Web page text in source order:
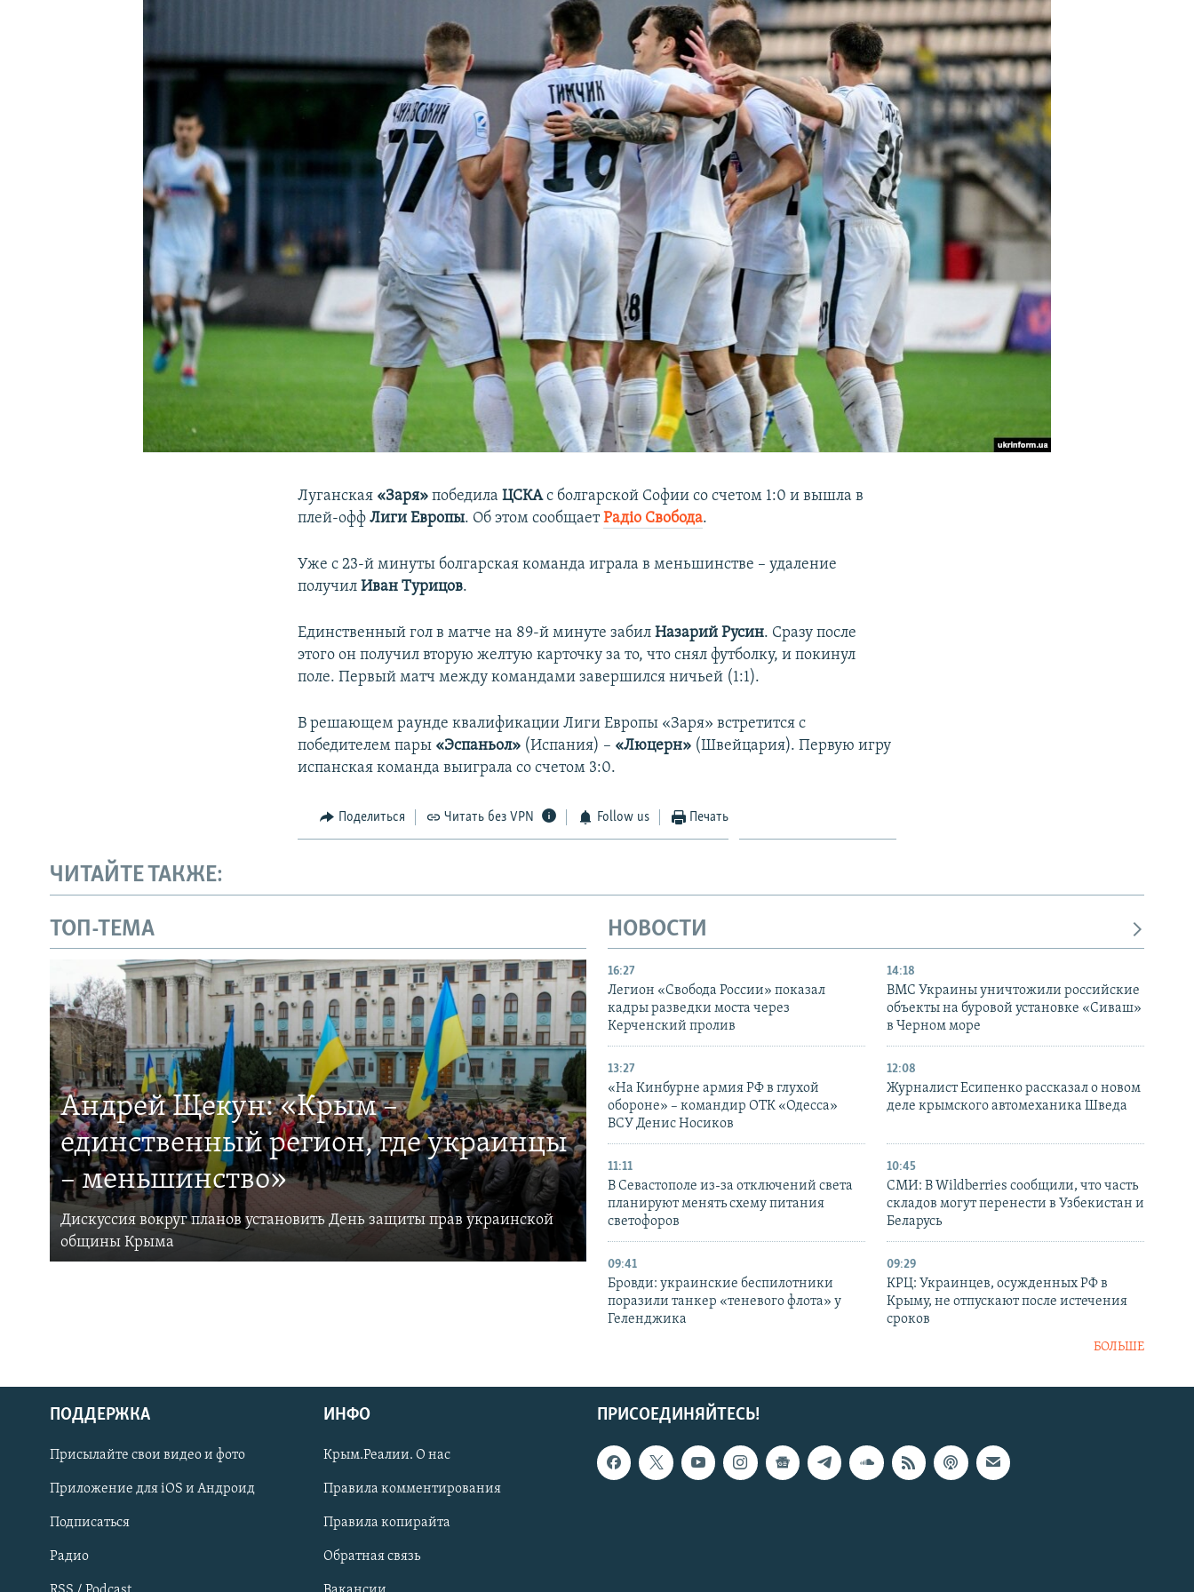
Українською
Qırımtatar
ПРИСОЕДИНЯЙТЕСЬ!
Луганская «Заря» победилаЦСКАс болгарской Софии со счетом 1:0 и вышла в
плей-оффЛиги Европы. Об этом сообщаетРадіо Свобода.
Уже с 23-й минуты болгарская команда играла в меньшинстве – удаление
получилИван Турицов.
Единственный гол в матче на 89-й минуте забилНазарий Русин. Сразу после
этого он получил вторую желтую карточку за то, что снял футболку, и покинул
поле. Первый матч между командами завершился ничьей (1:1).
В решающем раунде квалификации Лиги Европы «Заря» встретится с
победителем пары «Эспаньол» (Испания) – «Люцерн» (Швейцария). Первую игру
испанская команда выиграла со счетом 3:0.
Поделиться Читать без VPN Follow us Печать
ЧИТАЙТЕ ТАКЖЕ:
ТОП-ТЕМА
Андрей Щекун: «Крым –
единственный регион, где украинцы
– меньшинство»
Дискуссия вокруг планов установить День защиты прав украинской
общины Крыма
НОВОСТИ
16:27
Легион «Свобода России» показал
кадры разведки моста через
Керченский пролив
14:18
ВМС Украины уничтожили российские
объекты на буровой установке «Сиваш»
в Черном море
13:27
«На Кинбурне армия РФ в глухой
обороне» – командир ОТК «Одесса»
ВСУ Денис Носиков
12:08
Журналист Есипенко рассказал о новом
деле крымского автомеханика Шведа
11:11
В Севастополе из-за отключений света
планируют менять схему питания
светофоров
10:45
СМИ: В Wildberries сообщили, что часть
складов могут перенести в Узбекистан и
Беларусь
09:41
Бровди: украинские беспилотники
поразили танкер «теневого флота» у
Геленджика
09:29
КРЦ: Украинцев, осужденных РФ в
Крыму, не отпускают после истечения
сроков
БОЛЬШЕ
ПРИСОЕДИНЯЙТЕСЬ!
ПОДДЕРЖКА
Присылайте свои видео и фото
Приложение для iOS и Андроид
Подписаться
Радио
ИНФО
Крым.Реалии. О нас
Правила комментирования
Правила копирайта
Обратная связь